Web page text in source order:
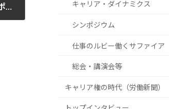
キャリア・ダイナミクス
シンポジウム
仕事のルビー働くサファイア
総会・講演会等
キャリア権の時代（労働新聞）